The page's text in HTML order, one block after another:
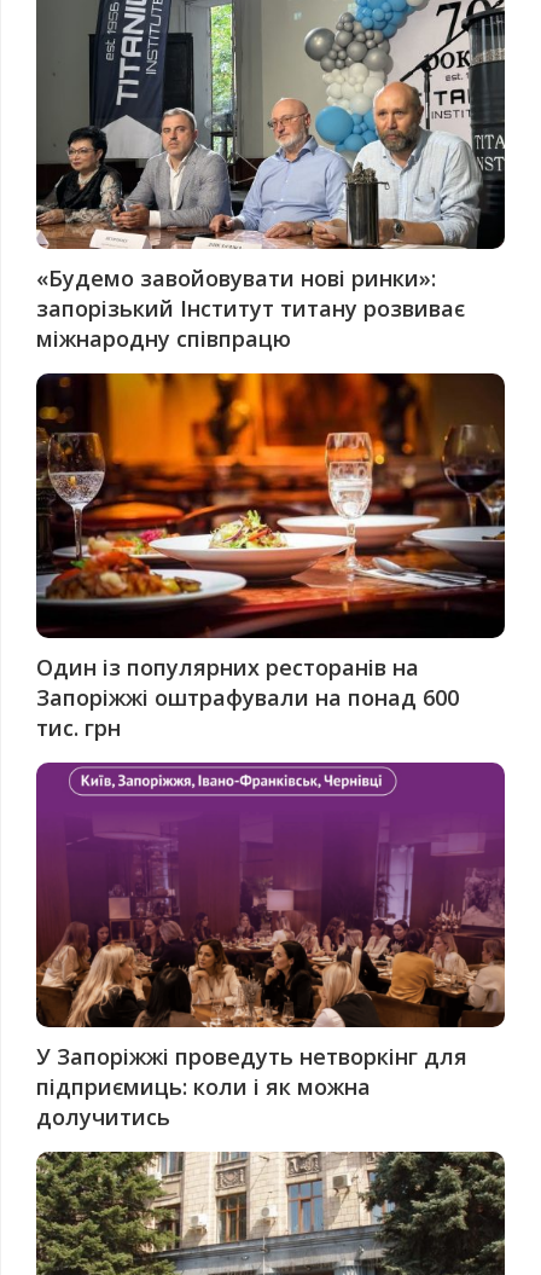
«Будемо завойовувати нові ринки»:
запорізький Інститут титану розвиває
міжнародну співпрацю
Один із популярних ресторанів на
Запоріжжі оштрафували на понад 600
тис. грн
У Запоріжжі проведуть нетворкінг для
підприємиць: коли і як можна
долучитись